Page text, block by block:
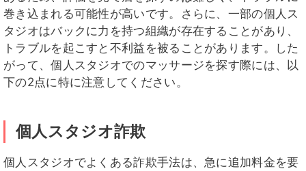
巻き込まれる可能性が高いです。さらに、一部の個人ス
タジオはバックに力を持つ組織が存在することがあり、
トラブルを起こすと不利益を被ることがあります。した
がって、個人スタジオでのマッサージを探す際には、以
下の2点に特に注意してください。
個人スタジオ詐欺
個人スタジオでよくある詐欺手法は、急に追加料金を要